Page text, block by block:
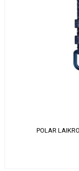
POLAR